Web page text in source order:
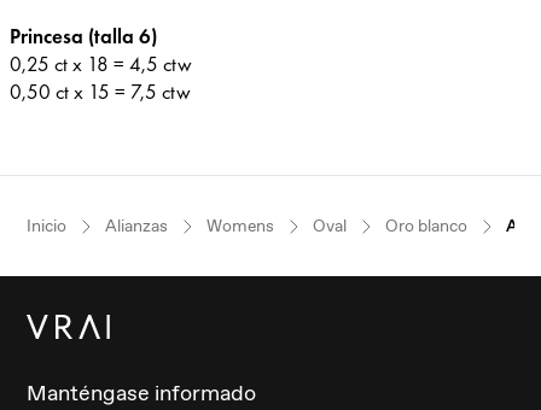
Princesa (talla 6)
0,25 ct x 18 = 4,5 ctw
0,50 ct x 15 = 7,5 ctw
Inicio Alianzas Womens Oval Oro blanco
Manténgase informado